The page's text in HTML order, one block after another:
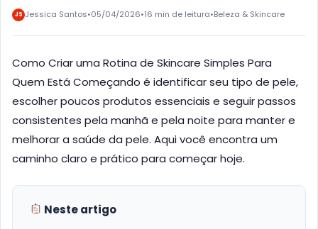
JS Jessica Santos•05/04/2026•16 min de leitura•Beleza & Skincare
Como Criar uma Rotina de Skincare Simples Para
Quem Está Começando é identificar seu tipo de pele,
escolher poucos produtos essenciais e seguir passos
consistentes pela manhã e pela noite para manter e
melhorar a saúde da pele. Aqui você encontra um
caminho claro e prático para começar hoje.
Neste artigo